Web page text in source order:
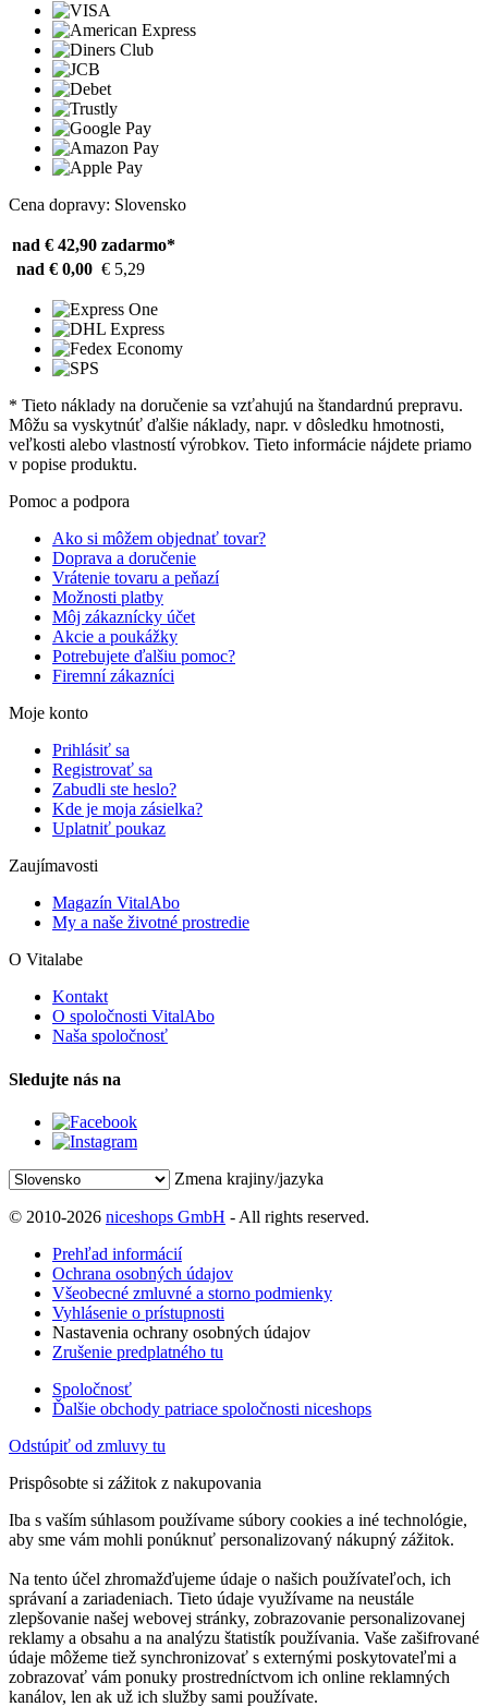
Cena dopravy: Slovensko
nad € 42,90 zadarmo*
nad € 0,00 € 5,29
* Tieto náklady na doručenie sa vzťahujú na štandardnú prepravu.
Môžu sa vyskytnúť ďalšie náklady, napr. v dôsledku hmotnosti,
veľkosti alebo vlastností výrobkov. Tieto informácie nájdete priamo
v popise produktu.
Pomoc a podpora
Ako si môžem objednať tovar?
Doprava a doručenie
Vrátenie tovaru a peňazí
Možnosti platby
Môj zákaznícky účet
Akcie a poukážky
Potrebujete ďalšiu pomoc?
Firemní zákazníci
Moje konto
Prihlásiť sa
Registrovať sa
Zabudli ste heslo?
Kde je moja zásielka?
Uplatniť poukaz
Zaujímavosti
Magazín VitalAbo
My a naše životné prostredie
O Vitalabe
Kontakt
O spoločnosti VitalAbo
Naša spoločnosť
Sledujte nás na
Zmena krajiny/jazyka
© 2010-2026 niceshops GmbH - All rights reserved.
Prehľad informácií
Ochrana osobných údajov
Všeobecné zmluvné a storno podmienky
Vyhlásenie o prístupnosti
Nastavenia ochrany osobných údajov
Zrušenie predplatného tu
Spoločnosť
Ďalšie obchody patriace spoločnosti niceshops
Odstúpiť od zmluvy tu
Prispôsobte si zážitok z nakupovania
Iba s vaším súhlasom používame súbory cookies a iné technológie,
aby sme vám mohli ponúknuť personalizovaný nákupný zážitok.
Na tento účel zhromažďujeme údaje o našich používateľoch, ich
správaní a zariadeniach. Tieto údaje využívame na neustále
zlepšovanie našej webovej stránky, zobrazovanie personalizovanej
reklamy a obsahu a na analýzu štatistík používania. Vaše zašifrované
údaje môžeme tiež synchronizovať s externými poskytovateľmi a
zobrazovať vám ponuky prostredníctvom ich online reklamných
kanálov, len ak už ich služby sami používate.